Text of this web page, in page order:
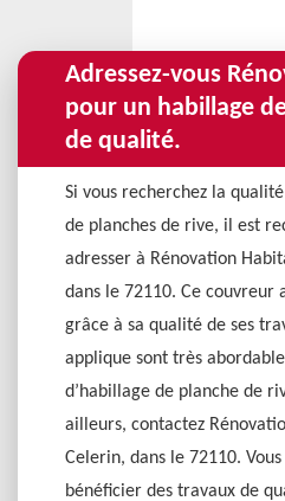
Adressez-vous
pour un habillage
de qualité.
Si vous recherchez la
de planches de rive, il est
adresser à Rénovation
dans le 72110. Ce couvreur
grâce à sa qualité de ses
applique sont très
d’habillage de planche de
ailleurs, contactez
Celerin, dans le 72110.
bénéficier des travaux de